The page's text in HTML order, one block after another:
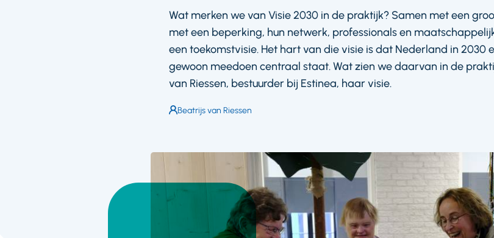
Wat merken we van Visie 2030 in de praktijk? Samen met een
met een beperking, hun netwerk, professionals en
een toekomstvisie. Het hart van die visie is dat Nederland in 2030
gewoon meedoen centraal staat. Wat zien we daarvan in de
van Riessen, bestuurder bij Estinea, haar visie.
Auteur:
Beatrijs van Riessen